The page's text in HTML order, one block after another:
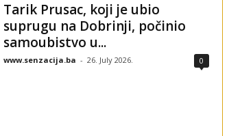
Tarik Prusac, koji je ubio
suprugu na Dobrinji, počinio
samoubistvo u...
www.senzacija.ba - 26. July 2026. 0